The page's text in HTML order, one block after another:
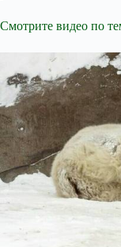
Смотрите видео по